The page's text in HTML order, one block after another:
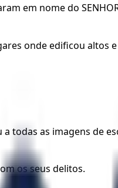
em nome do
onde edificou
todas as imagens de
os seus delitos.